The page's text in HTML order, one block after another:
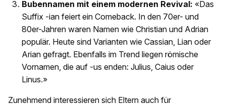
Bubennamen mit einem modernen Revival: «Das
Suffix -ian feiert ein Comeback. In den 70er- und
80er-Jahren waren Namen wie Christian und Adrian
populär. Heute sind Varianten wie Cassian, Lian oder
Arian gefragt. Ebenfalls im Trend liegen römische
Vornamen, die auf -us enden: Julius, Caius oder
Linus.»
Zunehmend interessieren sich Eltern auch für